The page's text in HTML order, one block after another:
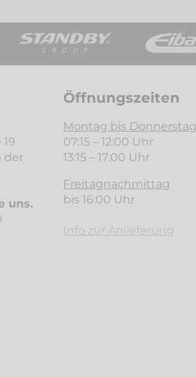
der
uns.
Öffnungszeiten
Montag bis Donnerstag
07:15 – 12:00 Uhr
13:15 – 17:00 Uhr
Freitagnachmittag
bis 16:00 Uhr
Info zur Anlieferung